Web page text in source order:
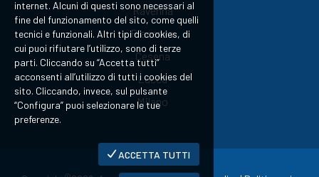
Ravenna
Piacenza
Cesena
Lucca
Milano
internet. Alcuni di questi sono necessari al
fine del funzionamento del sito, come quelli
tecnici e funzionali. Altri tipi di cookies, di
cui puoi rifiutare l’utilizzo, sono di terze
parti. Cliccando su “Accetta tutti”
acconsenti all’utilizzo di tutti i cookies del
sito. Cliccando, invece, sul pulsante
“Configura” puoi selezionare le tue
preferenze.
ACCETTA TUTTI